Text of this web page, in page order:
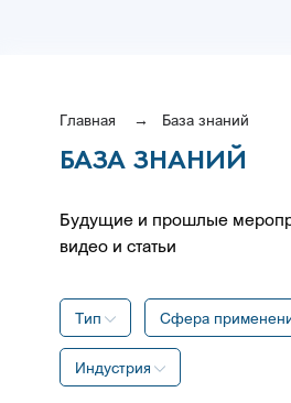
Главная База знаний
БАЗА ЗНАНИЙ
Будущие и прошлые
видео и статьи
Тип Сфера
Индустрия